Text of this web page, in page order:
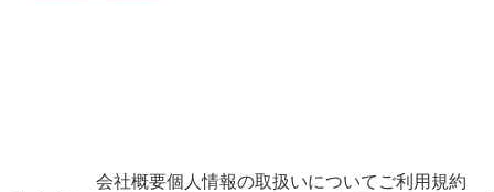
会社概要個人情報の取扱いについて ご利用規約